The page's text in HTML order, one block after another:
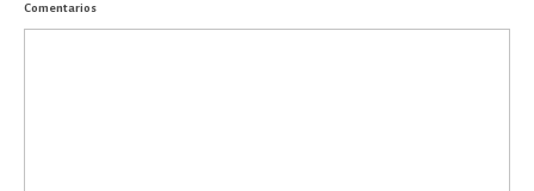
Comentarios